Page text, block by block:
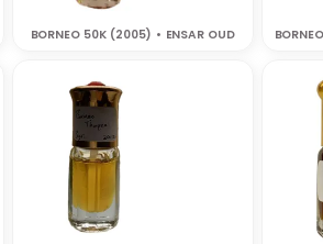
BORNEO 50K (2005) • ENSAR OUD